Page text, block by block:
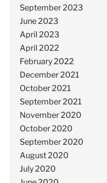
September 2023
June 2023
April 2023
April 2022
February 2022
December 2021
October 2021
September 2021
November 2020
October 2020
September 2020
August 2020
July 2020